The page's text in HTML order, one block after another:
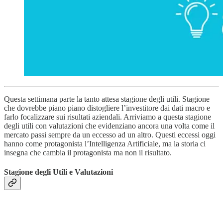
Questa settimana parte la tanto attesa stagione degli utili. Stagione
che dovrebbe piano piano distogliere l’investitore dai dati macro e
farlo focalizzare sui risultati aziendali. Arriviamo a questa stagione
degli utili con valutazioni che evidenziano ancora una volta come il
mercato passi sempre da un eccesso ad un altro. Questi eccessi oggi
hanno come protagonista l’Intelligenza Artificiale, ma la storia ci
insegna che cambia il protagonista ma non il risultato.
Stagione degli Utili e Valutazioni